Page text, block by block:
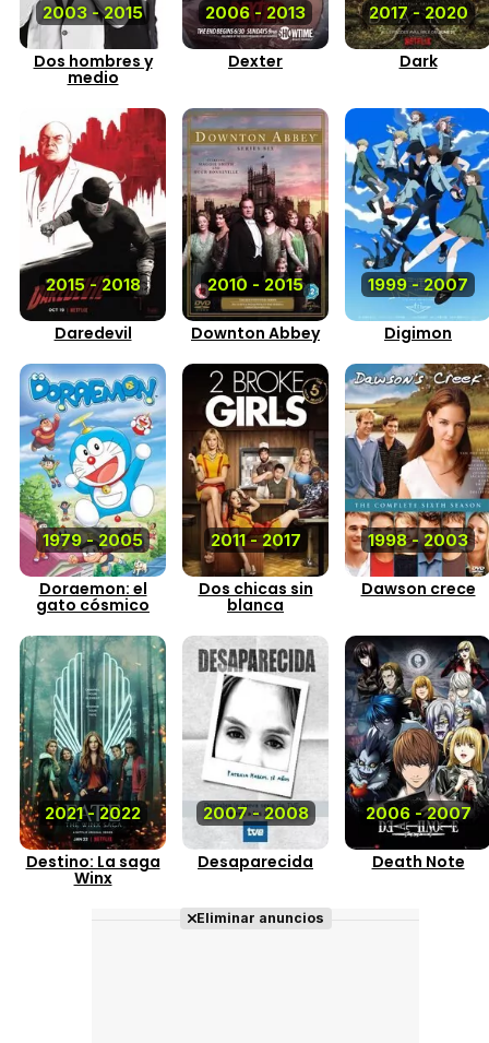
2003 - 2015
Dos hombres y
medio
2006 - 2013
Dexter
2017 - 2020
Dark
2015 - 2018
Daredevil
2010 - 2015
Downton Abbey
1999 - 2007
Digimon
1979 - 2005
Doraemon: el
gato cósmico
2011 - 2017
Dos chicas sin
blanca
1998 - 2003
Dawson crece
2021 - 2022
Destino: La saga
Winx
2007 - 2008
Desaparecida
2006 - 2007
Death Note
Eliminar anuncios